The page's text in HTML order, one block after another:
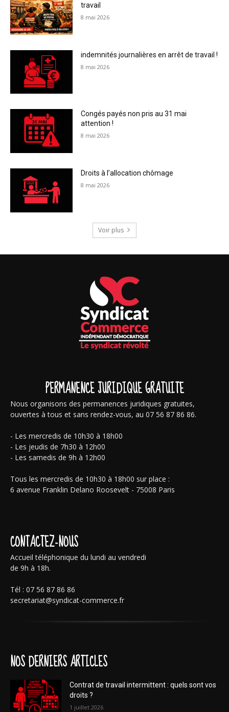
travail
8 mai 2026
indemnités journalières en arrêt de travail !
8 mai 2026
Congés payés non pris au 31 mai
attention !
8 mai 2026
Droits à l’allocation chômage
8 mai 2026
Voir plus
PERMANENCE JURIDIQUE GRATUITE
Nous organisons des permanences juridiques gratuites,
ouvertes à tous et sans rendez-vous, au 07 56 87 86 86.
- Les mercredis de 10h30 à 18h00
- Les jeudis de 7h30 à 12h00
- Les samedis de 9h à 12h00
Tous les mercredis de 10h30 à 18h00 sur place :
6 avenue Franklin Delano Roosevelt - 75008 Paris
CONTACTEZ-NOUS
Accueil téléphonique du lundi au vendredi
de 9h à 18h.
Tél : 07 56 87 86 86
secretariat@syndicat-commerce.fr
NOS DERNIERS ARTICLES
Contrat de travail intermittent : quels sont vos
droits ?
1 juillet 2026